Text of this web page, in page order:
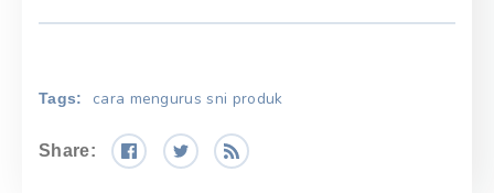
Tags: cara mengurus sni produk
Share: